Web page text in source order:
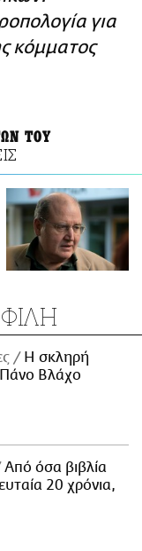
για
κόμματος
ΤΟΥ
H σκληρή
Πάνο Βλάχο
Από όσα βιβλία
20 χρόνια,